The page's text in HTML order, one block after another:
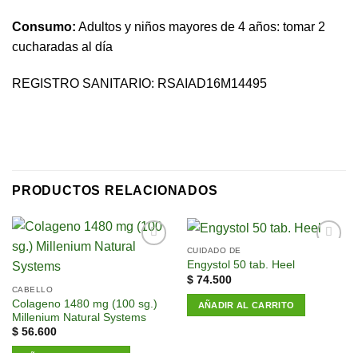
Consumo: Adultos y niños mayores de 4 años: tomar 2
cucharadas al día
REGISTRO SANITARIO: RSAIAD16M14495
PRODUCTOS RELACIONADOS
CABELLO
Colageno 1480 mg (100 sg.)
Millenium Natural Systems
$56.600
CUIDADO DE
Engystol 50 tab. Heel
$74.500
AÑADIR AL CARRITO